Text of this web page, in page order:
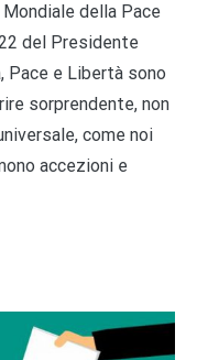
della Pace
del Presidente
Pace e Libertà sono
sorprendente, non
come noi
accezioni e